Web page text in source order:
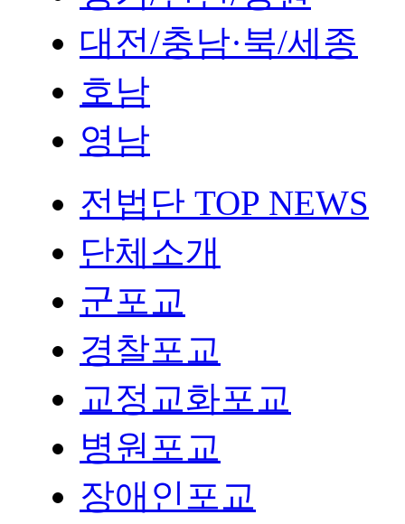
대전/충남·북/세종
호남
영남
전법단 TOP NEWS
단체소개
군포교
경찰포교
교정교화포교
병원포교
장애인포교